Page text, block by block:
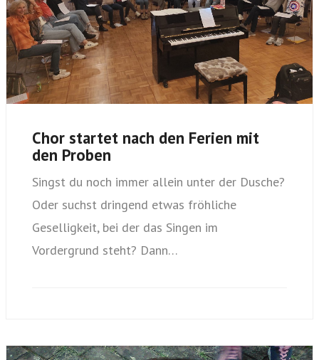
Chor startet nach den Ferien mit
den Proben
Singst du noch immer allein unter der Dusche?
Oder suchst dringend etwas fröhliche
Geselligkeit, bei der das Singen im
Vordergrund steht? Dann…